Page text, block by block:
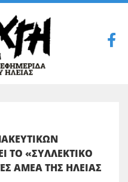
ΤΟ «ΣΥΛΛΕΚΤΙΚΟ
ΑΜΕΑ ΤΗΣ ΗΛΕΙΑΣ